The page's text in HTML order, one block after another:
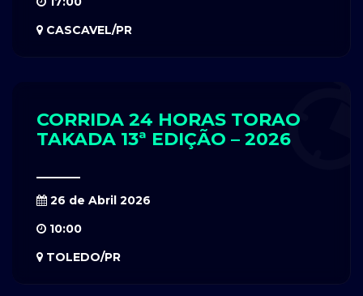
CASCAVEL/PR
CORRIDA 24 HORAS TORAO
TAKADA 13ª EDIÇÃO – 2026
26 de Abril 2026
10:00
TOLEDO/PR